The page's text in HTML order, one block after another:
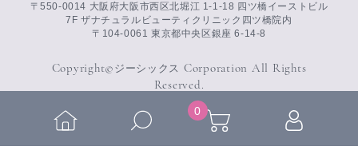
〒550-0014 大阪府大阪市西区北堀江 1-1-18 四ツ橋イーストビル
7F ザナチュラルビューティクリニック四ツ橋院内
〒104-0061 東京都中央区銀座 6-14-8
Copyright© ジーシックス Corporation All Rights
Reserved.
0